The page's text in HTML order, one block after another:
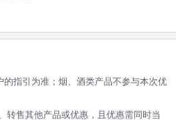
指引为准；烟、酒类产品不参与本次优
转售其他产品或优惠，且优惠需同时当